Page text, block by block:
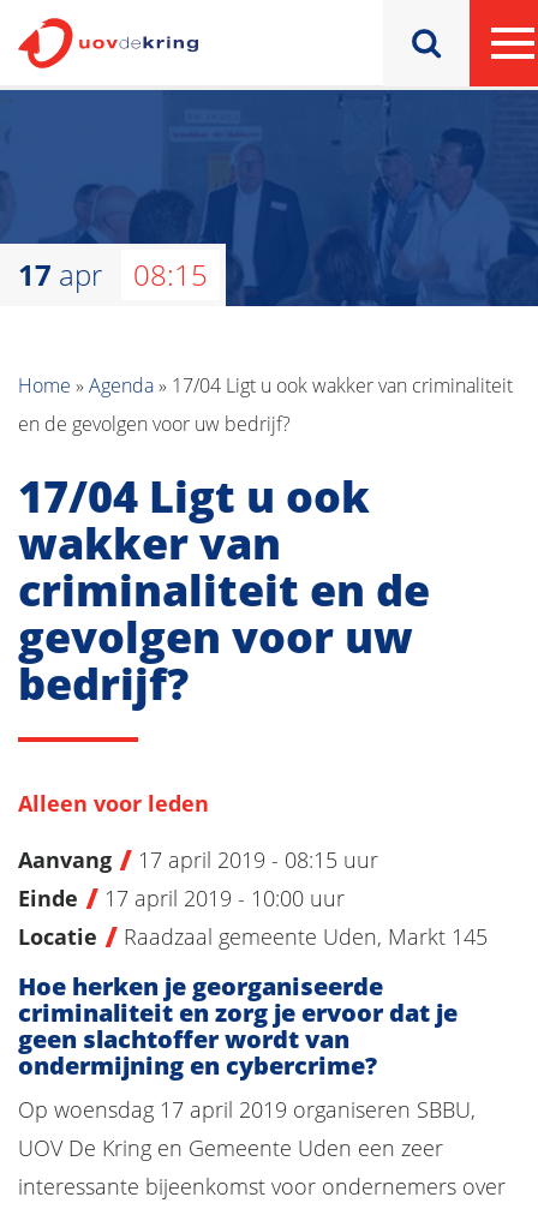
Home » Agenda» 17/04 Ligt u ook wakker van criminaliteit
en de gevolgen voor uw bedrijf?
17/04 Ligt u ook
wakker van
criminaliteit en de
gevolgen voor uw
bedrijf?
Alleen voor leden
17 apr 08:15
Aanvang
17 april 2019 - 08:15 uur
Einde
17 april 2019 - 10:00 uur
Locatie
Raadzaal gemeente Uden, Markt 145
Hoe herken je georganiseerde
criminaliteit en zorg je ervoor dat je
geen slachtoffer wordt van
ondermijning en cybercrime?
Op woensdag 17 april 2019 organiseren SBBU,
UOV De Kring en Gemeente Uden een zeer
interessante bijeenkomst voor ondernemers over